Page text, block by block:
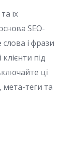
їх
SEO-
слова і фрази
під
ці
мета-теги та